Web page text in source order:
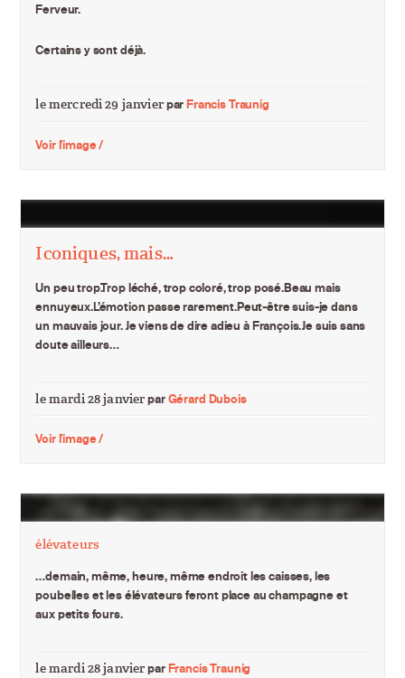
Ferveur.
Certains y sont déjà.
le mercredi 29 janvierparFrancis Traunig
Voir l'image /
Iconiques, mais…
Un peu trop.Trop léché, trop coloré, trop posé.Beau mais
ennuyeux.L’émotion passe rarement.Peut-être suis-je dans
un mauvais jour. Je viens de dire adieu à François.Je suis sans
doute ailleurs…
le mardi 28 janvierparGérard Dubois
Voir l'image /
élévateurs
…demain, même, heure, même endroit les caisses, les
poubelles et les élévateurs feront place au champagne et
aux petits fours.
le mardi 28 janvierparFrancis Traunig